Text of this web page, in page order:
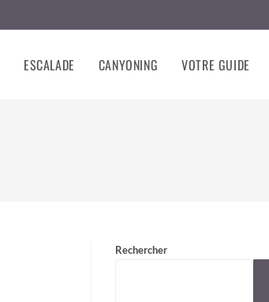
ESCALADE CANYONING VOTRE GUIDE
Rechercher